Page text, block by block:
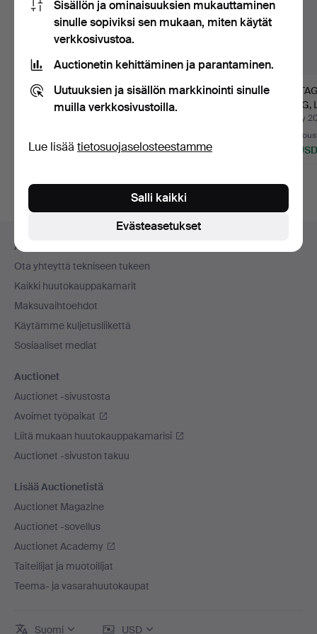
FOSSIILINEN
DINOSAURUKSEN
521 USD
esine
FOSSIILINEN
DINOSAURUSMUNA,
377 USD
esine
Myyty
4
48 USD
Alatunnistenavigaatio
Apua ja yhteystiedot
Ota yhteyttä tekniseen tukeen
Kaikki huutokauppakamarit
Maksuvaihtoehdot
Käytämme kuljetusliikettä
Sosiaaliset mediat
Auctionet
Auctionet -sivustosta
Avoimet työpaikat
Liitä mukaan huutokauppakamarisi
Auctionet -sivuston takuu
Lisää Auctionetistä
Auctionet Magazine
Auctionet -sovellus
Auctionet Academy
Taiteilijat ja muotoilijat
Teema- ja vasarahuutokaupat
Suomi USD
Sisällön ja ominaisuuksien mukauttaminen
sinulle sopiviksi sen mukaan, miten käytät
verkkosivustoa.
Auctionetin kehittäminen ja parantaminen.
Uutuuksien ja sisällön markkinointi sinulle
muilla verkkosivustoilla.
Lue lisää tietosuojaselosteestamme
Evästeasetukset
Salli kaikki